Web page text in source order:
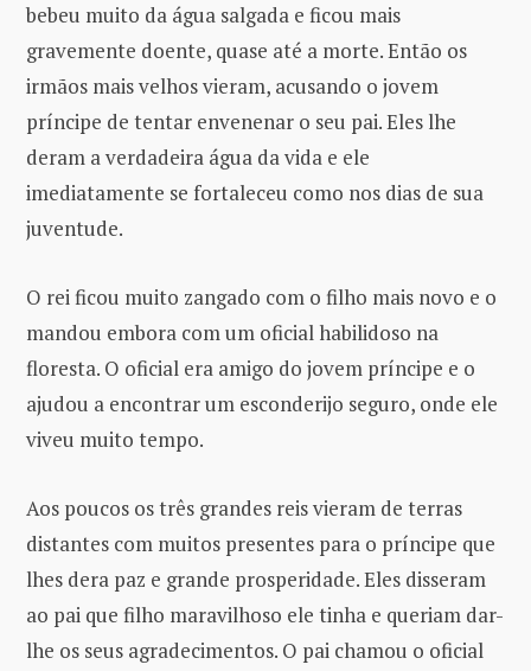
bebeu muito da água salgada e ficou mais
gravemente doente, quase até a morte. Então os
irmãos mais velhos vieram, acusando o jovem
príncipe de tentar envenenar o seu pai. Eles lhe
deram a verdadeira água da vida e ele
imediatamente se fortaleceu como nos dias de sua
juventude.
O rei ficou muito zangado com o filho mais novo e o
mandou embora com um oficial habilidoso na
floresta. O oficial era amigo do jovem príncipe e o
ajudou a encontrar um esconderijo seguro, onde ele
viveu muito tempo.
Aos poucos os três grandes reis vieram de terras
distantes com muitos presentes para o príncipe que
lhes dera paz e grande prosperidade. Eles disseram
ao pai que filho maravilhoso ele tinha e queriam dar-
lhe os seus agradecimentos. O pai chamou o oficial